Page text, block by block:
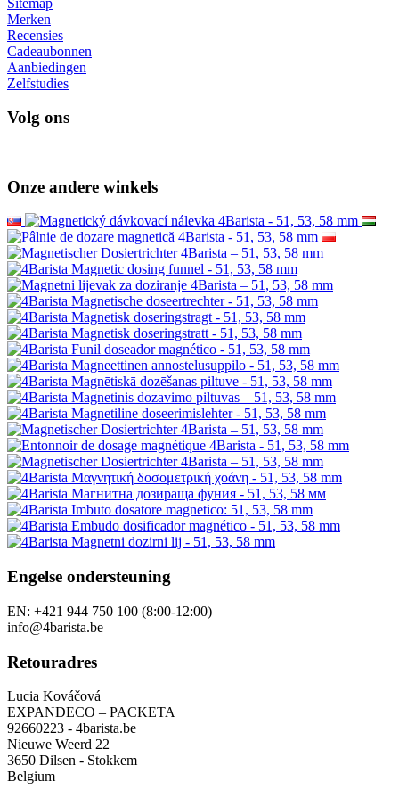
Merken
Recensies
Cadeaubonnen
Aanbiedingen
Zelfstudies
Volg ons
Onze andere winkels
Engelse ondersteuning
EN: +421 944 750 100 (8:00-12:00)
info@4barista.be
Retouradres
Lucia Kováčová
EXPANDECO – PACKETA
92660223 - 4barista.be
Nieuwe Weerd 22
3650 Dilsen - Stokkem
Belgium